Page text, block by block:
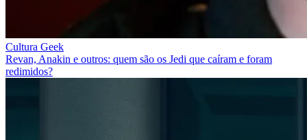
Cultura Geek
Revan, Anakin e outros: quem são os Jedi que caíram e foram
redimidos?